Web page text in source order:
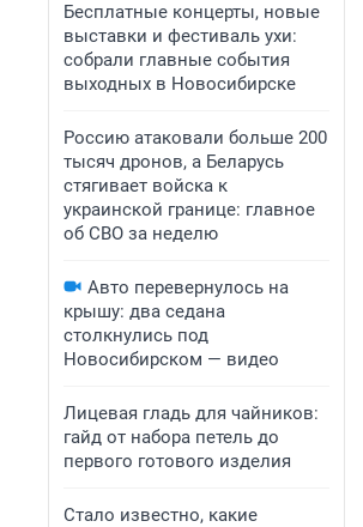
Бесплатные концерты, новые
выставки и фестиваль ухи:
собрали главные события
выходных в Новосибирске
Россию атаковали больше 200
тысяч дронов, а Беларусь
стягивает войска к
украинской границе: главное
об СВО за неделю
Авто перевернулось на
крышу: два седана
столкнулись под
Новосибирском — видео
Лицевая гладь для чайников:
гайд от набора петель до
первого готового изделия
Стало известно, какие